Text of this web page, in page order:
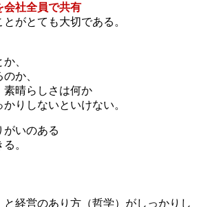
会社全員で共有
とがとても大切である。
、
か、
素晴らしさは何か
りしないといけない。
がいのある
。
経営のあり方（哲学）がしっかりし